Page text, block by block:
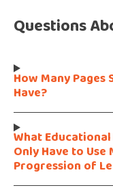
Questions
How Many
Have?
What
Only Have to
Progression of